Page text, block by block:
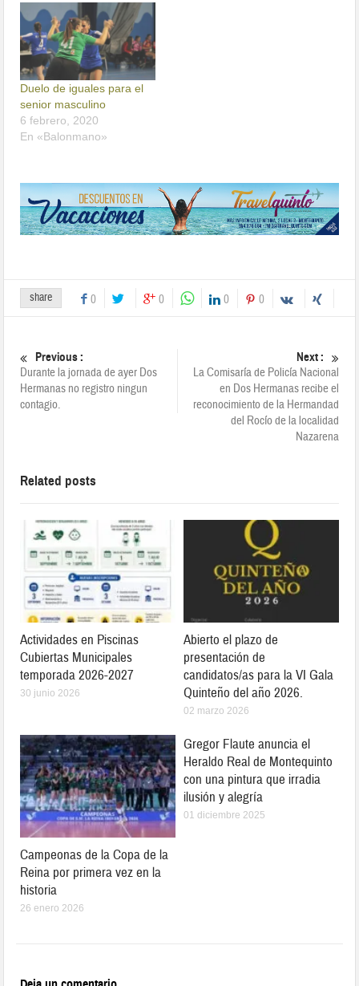
Duelo de iguales para el
senior masculino
6 febrero, 2020
En «Balonmano»
share 0 0 0 0
Previous :
Durante la jornada de ayer Dos
Hermanas no registro ningun
contagio.
Next :
La Comisaría de Policía Nacional
en Dos Hermanas recibe el
reconocimiento de la Hermandad
del Rocío de la localidad
Nazarena
Related posts
Actividades en Piscinas
Cubiertas Municipales
temporada 2026-2027
30 junio 2026
Abierto el plazo de
presentación de
candidatos/as para la VI Gala
Quinteño del año 2026.
02 marzo 2026
Campeonas de la Copa de la
Reina por primera vez en la
historia
26 enero 2026
Gregor Flaute anuncia el
Heraldo Real de Montequinto
con una pintura que irradia
ilusión y alegría
01 diciembre 2025